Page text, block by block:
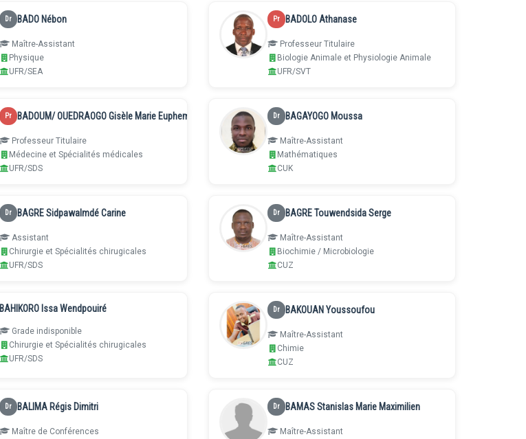
Dr BADO Nébon
Maître-Assistant
Physique
UFR/SEA
Pr BADOLO Athanase
Professeur Titulaire
Biologie Animale et Physiologie Animale
UFR/SVT
Pr BADOUM/ OUEDRAOGO Gisèle Marie Euphemie
Professeur Titulaire
Médecine et Spécialités médicales
UFR/SDS
Dr BAGAYOGO Moussa
Maître-Assistant
Mathématiques
CUK
Dr BAGRE Sidpawalmdé Carine
Assistant
Chirurgie et Spécialités chirugicales
UFR/SDS
Dr BAGRE Touwendsida Serge
Maître-Assistant
Biochimie / Microbiologie
CUZ
BAHIKORO Issa Wendpouiré
Grade indisponible
Chirurgie et Spécialités chirugicales
UFR/SDS
Dr BAKOUAN Youssoufou
Maître-Assistant
Chimie
CUZ
Dr BALIMA Régis Dimitri
Maître de Conférences
Dr BAMAS Stanislas Marie Maximilien
Maître-Assistant